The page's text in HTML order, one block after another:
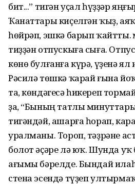
бит...” тигән уҫал һүҙҙәр
Ҡанаттары киҫелгән ҡыҙ,
һөйрәп, эшкә барып ҡайтты.
тиҙҙән отпускыға сыға.
көнө булғанға күрә, үҙенә ял
Рәсилә төшкә ҡарай ғына
та, көндәгесә һикереп
ҙа, “Бының татлы
тигәндәй, ашарға һорап,
уралманы. Тороп, тәҙрәне
болот әҫәре лә юҡ. Шунда
ағымы бәрелде. Бындай
стена эсендә түҙеп